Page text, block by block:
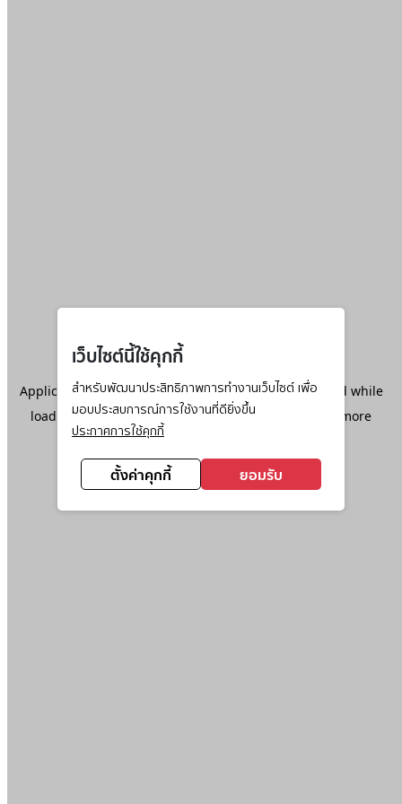
เว็บไซต์นี้ใช้คุกกี้
สำหรับพัฒนาประสิทธิภาพการทำงานเว็บไซต์ เพื่อ
มอบประสบการณ์การใช้งานที่ดียิ่งขึ้น
ประกาศการใช้คุกกี้
ตั้งค่าคุกกี้ ยอมรับ
Application error: aclient-side exception has occurred while
loadingwww.ktc.co.th(see the browser console
for more
information).